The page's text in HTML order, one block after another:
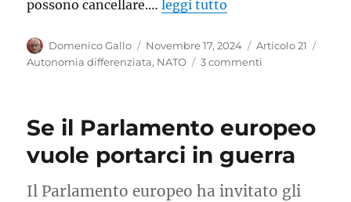
possono cancellare.…leggi tutto
Autore
Domenico Gallo
Pubblicato
il
Novembre 17, 2024 Categorie
Articolo 21
Autonomia differenziata, NATO 3 commenti
della
Corte
è
macigno
Se il Parlamento europeo
vuole portarci in guerra
Il Parlamento europeo ha invitato gli